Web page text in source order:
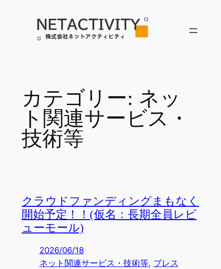
カテゴリー: ネッ
ト関連サービス・
技術等
クラウドファンディングまもなく
開始予定！！(仮名：長期全員レビ
ューモール)
2026/06/18
ネット関連サービス・技術等, プレス